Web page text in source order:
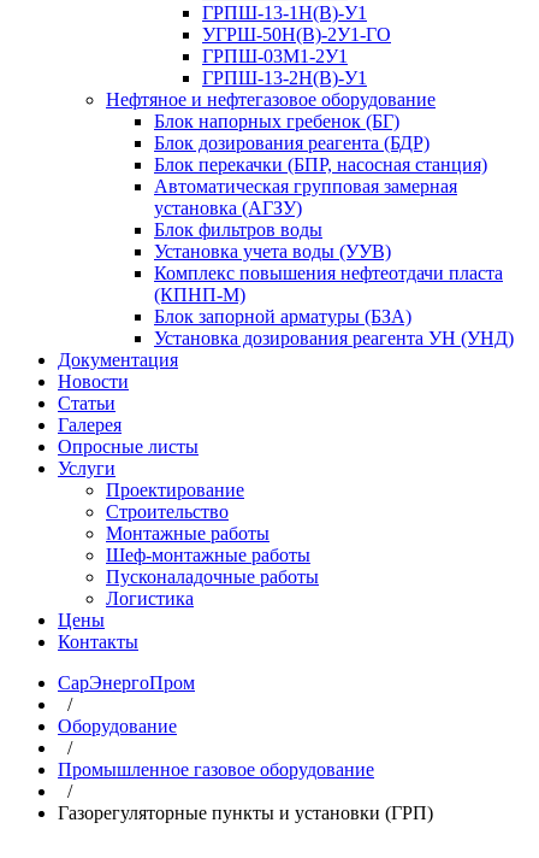
ГРПШ-13-1Н(В)-У1
УГРШ-50Н(В)-2У1-ГО
ГРПШ-03М1-2У1
ГРПШ-13-2Н(В)-У1
Нефтяное и нефтегазовое оборудование
Блок напорных гребенок (БГ)
Блок дозирования реагента (БДР)
Блок перекачки (БПР, насосная станция)
Автоматическая групповая замерная
установка (АГЗУ)
Блок фильтров воды
Установка учета воды (УУВ)
Комплекс повышения нефтеотдачи пласта
(КПНП-М)
Блок запорной арматуры (БЗА)
Установка дозирования реагента УН (УНД)
Документация
Новости
Статьи
Галерея
Опросные листы
Услуги
Проектирование
Строительство
Монтажные работы
Шеф-монтажные работы
Пусконаладочные работы
Логистика
Цены
Контакты
СарЭнергоПром
/
Оборудование
/
Промышленное газовое оборудование
/
Газорегуляторные пункты и установки (ГРП)